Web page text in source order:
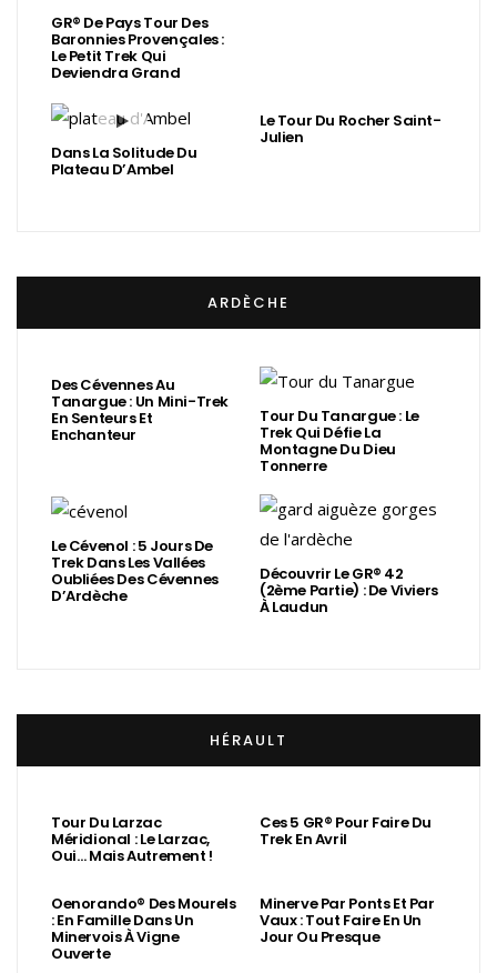
GR® De Pays Tour Des
Baronnies Provençales :
Le Petit Trek Qui
Deviendra Grand
Dans La Solitude Du
Plateau D’Ambel
Le Tour Du Rocher Saint-
Julien
ARDÈCHE
Des Cévennes Au
Tanargue : Un Mini-Trek
En Senteurs Et
Enchanteur
Tour Du Tanargue : Le
Trek Qui Défie La
Montagne Du Dieu
Tonnerre
Le Cévenol : 5 Jours De
Trek Dans Les Vallées
Oubliées Des Cévennes
D’Ardèche
Découvrir Le GR® 42
(2ème Partie) : De Viviers
À Laudun
HÉRAULT
Tour Du Larzac
Méridional : Le Larzac,
Oui… Mais Autrement !
Ces 5 GR® Pour Faire Du
Trek En Avril
Oenorando® Des Mourels
: En Famille Dans Un
Minervois À Vigne
Ouverte
Minerve Par Ponts Et Par
Vaux : Tout Faire En Un
Jour Ou Presque